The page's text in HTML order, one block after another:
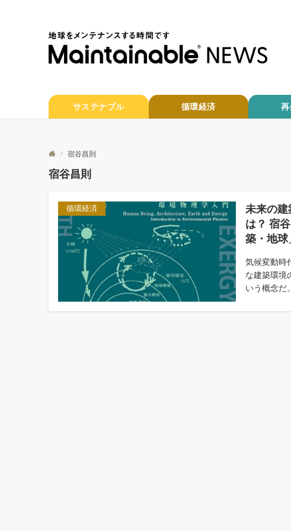
サステナブル 循環経済
宿谷昌則
宿谷昌則
循環経済
未来の
は？ 宿
築・地
気候変動時
な建築環境
いう概念だ